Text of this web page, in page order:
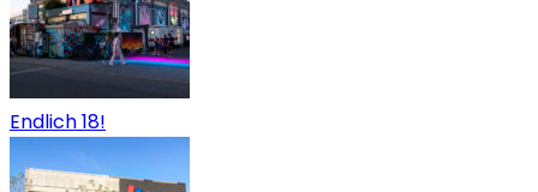
Endlich 18!